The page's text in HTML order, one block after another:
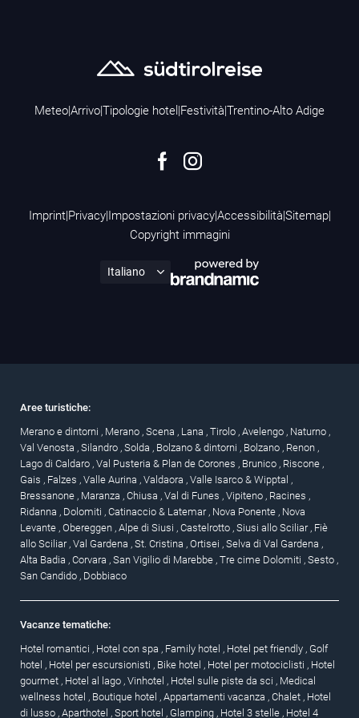
Meteo|Arrivo|Tipologie hotel |Festività|Trentino-Alto Adige
Imprint|Privacy|Impostazioni privacy|Accessibilità|Sitemap|
Copyright immagini
Aree turistiche:
Merano e dintorni , Merano , Scena , Lana , Tirolo , Avelengo , Naturno ,
Val Venosta , Silandro , Solda , Bolzano & dintorni , Bolzano , Renon ,
Lago di Caldaro , Val Pusteria & Plan de Corones , Brunico , Riscone ,
Gais , Falzes , Valle Aurina , Valdaora , Valle Isarco & Wipptal ,
Bressanone , Maranza , Chiusa , Val di Funes , Vipiteno , Racines ,
Ridanna , Dolomiti , Catinaccio & Latemar , Nova Ponente , Nova
Levante , Obereggen , Alpe di Siusi , Castelrotto , Siusi allo Sciliar , Fiè
allo Sciliar , Val Gardena , St. Cristina , Ortisei , Selva di Val Gardena ,
Alta Badia , Corvara , San Vigilio di Marebbe , Tre cime Dolomiti , Sesto ,
San Candido , Dobbiaco
Vacanze tematiche:
Hotel romantici , Hotel con spa , Family hotel , Hotel pet friendly , Golf
hotel , Hotel per escursionisti , Bike hotel , Hotel per motociclisti , Hotel
gourmet , Hotel al lago , Vinhotel , Hotel sulle piste da sci , Medical
wellness hotel , Boutique hotel , Appartamenti vacanza , Chalet , Hotel
di lusso , Aparthotel , Sport hotel , Glamping , Hotel 3 stelle , Hotel 4